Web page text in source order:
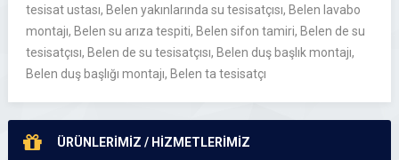
tesisat ustası, Belen yakınlarında su tesisatçısı, Belen lavabo
montajı, Belen su arıza tespiti, Belen sifon tamiri, Belen de su
tesisatçısı, Belen de su tesisatçısı, Belen duş başlık montajı,
Belen duş başlığı montajı, Belen ta tesisatçı
ÜRÜNLERİMİZ / HİZMETLERİMİZ